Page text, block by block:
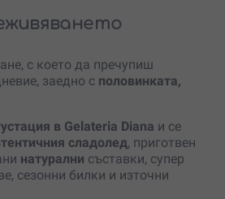
с което да пречупиш
заедно с половинката,
в Gelateria Diana и се
сладолед, приготвен
натурални съставки, супер
сезонни билки и източни